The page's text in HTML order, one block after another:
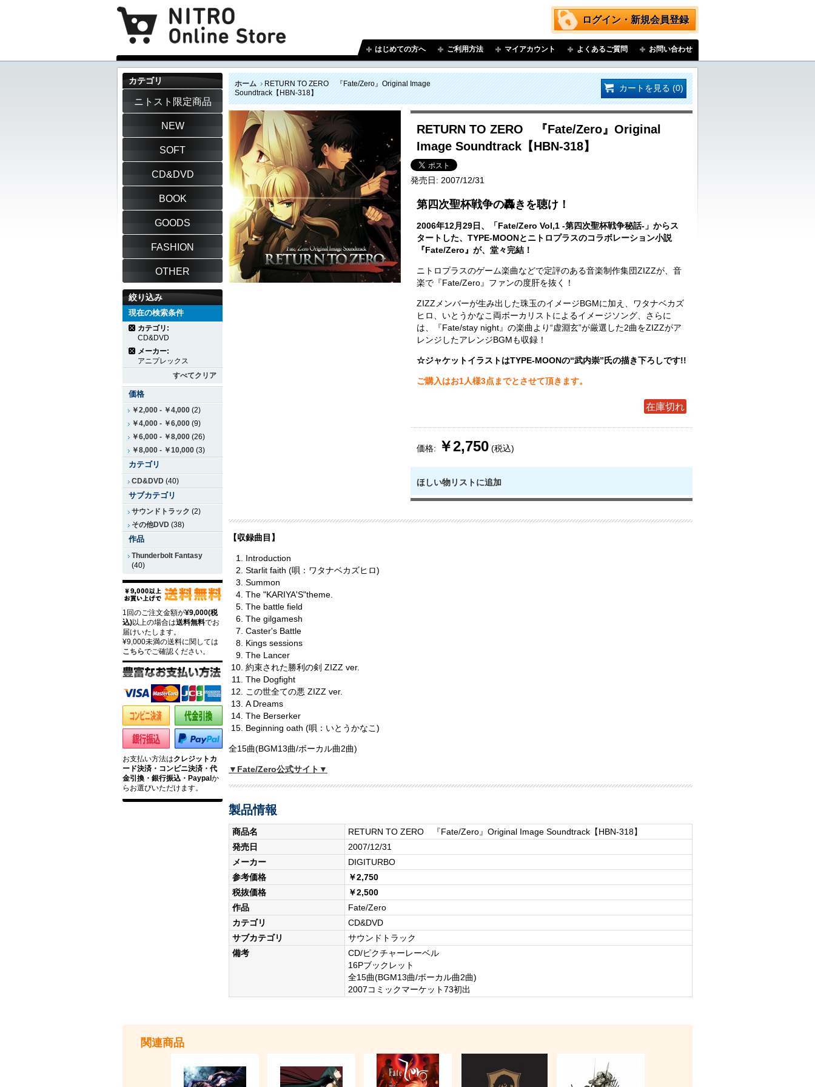
ログイン・新規会員登録
はじめての方へ ご利用方法 マイアカウント よくあるご質問 お問い合わせ
ホーム
RETURN TO ZERO 『Fate/Zero』Original Image
Soundtrack【HBN-318】
カートを見る (0)
RETURN TO ZERO 『Fate/Zero』Original
Image Soundtrack【HBN-318】
発売日: 2007/12/31
第四次聖杯戦争の轟きを聴け！
2006年12月29日、「Fate/Zero Vol,1 -第四次聖杯戦争秘話-」からス
タートした、TYPE-MOONとニトロプラスのコラボレーション小説
『Fate/Zero』が、堂々完結！
ニトロプラスのゲーム楽曲などで定評のある音楽制作集団ZIZZが、音
楽で『Fate/Zero』ファンの度肝を抜く！
ZIZZメンバーが生み出した珠玉のイメージBGMに加え、ワタナベカズ
ヒロ、いとうかなこ両ボーカリストによるイメージソング、さらに
は、『Fate/stay night』の楽曲より“虚淵玄”が厳選した2曲をZIZZがア
レンジしたアレンジBGMも収録！
☆ジャケットイラストはTYPE-MOONの“武内崇”氏の描き下ろしです!!
ご購入はお1人様3点までとさせて頂きます。
在庫切れ
価格: ￥2,750 (税込)
ほしい物リストに追加
【収録曲目】
Introduction
Starlit faith (唄：ワタナベカズヒロ)
Summon
The "KARIYA'S"theme.
The battle field
The gilgamesh
Caster's Battle
Kings sessions
The Lancer
約束された勝利の剣 ZIZZ ver.
The Dogfight
この世全ての悪 ZIZZ ver.
A Dreams
The Berserker
Beginning oath (唄：いとうかなこ)
全15曲(BGM13曲/ボーカル曲2曲)
▼Fate/Zero公式サイト▼
製品情報
商品名
RETURN TO ZERO 『Fate/Zero』Original Image Soundtrack【HBN-318】
発売日
2007/12/31
メーカー
DIGITURBO
参考価格
￥2,750
税抜価格
￥2,500
作品
Fate/Zero
カテゴリ
CD&DVD
サブカテゴリ
サウンドトラック
備考
CD/ピクチャーレーベル
16Pブックレット
全15曲(BGM13曲/ボーカル曲2曲)
2007コミックマーケット73初出
カテゴリ
ニトスト限定商品
NEW
SOFT
CD&DVD
BOOK
GOODS
FASHION
OTHER
絞り込み
現在の検索条件
カテゴリ:
CD&DVD
メーカー:
アニプレックス
すべてクリア
価格
￥2,000 - ￥4,000 (2)
￥4,000 - ￥6,000 (9)
￥6,000 - ￥8,000 (26)
￥8,000 - ￥10,000 (3)
カテゴリ
CD&DVD (40)
サブカテゴリ
サウンドトラック (2)
その他DVD (38)
作品
Thunderbolt Fantasy
(40)
1回のご注文金額が¥9,000(税
込)以上の場合は送料無料でお
届けいたします。
¥9,000未満の送料に関しては
こちらでご確認ください。
お支払い方法はクレジットカ
ード決済・コンビニ決済・代
金引換・銀行振込・Paypalか
らお選びいただけます。
関連商品